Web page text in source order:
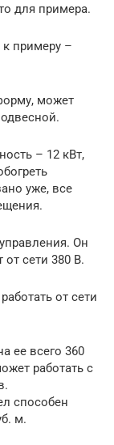
для примера.
примеру –
может
– 12 кВт,
уже, все
Он
от сети 380 В.
от сети
ее всего 360
работать с
способен
м.